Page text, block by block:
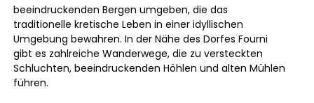
beeindruckenden Bergen umgeben, die das
traditionelle kretische Leben in einer idyllischen
Umgebung bewahren. In der Nähe des Dorfes Fourni
gibt es zahlreiche Wanderwege, die zu versteckten
Schluchten, beeindruckenden Höhlen und alten Mühlen
führen.